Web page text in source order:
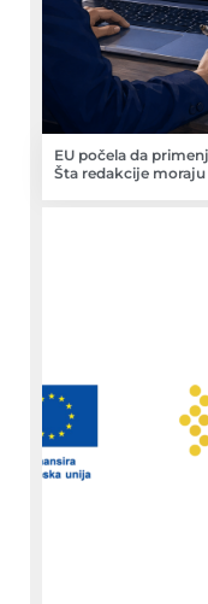
EU počela da
Šta redakcije moraju